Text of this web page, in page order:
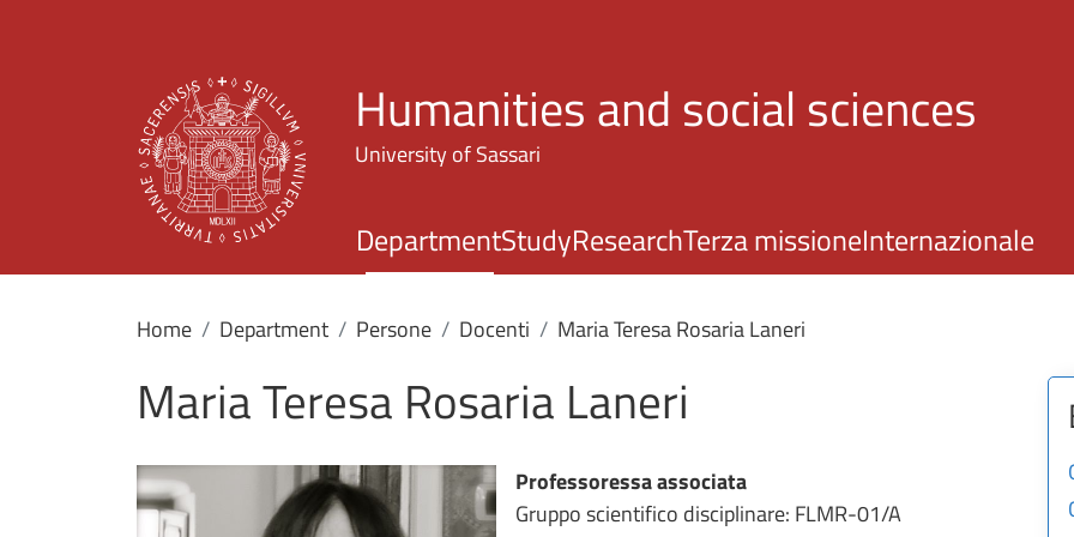
Humanities and social sciences
University of Sassari
DepartmentStudyResearchTerza missioneInternazionale
Home Department Persone Docenti Maria Teresa Rosaria Laneri
Maria Teresa Rosaria Laneri
Professoressa associata
Gruppo scientifico disciplinare: FLMR-01/A